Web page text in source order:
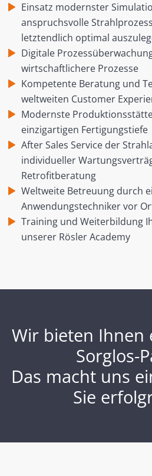
Einsatz modernster
anspruchsvolle
letztendlich optimal
Digitale
wirtschaftlichere Prozesse
Kompetente Beratung und
weltweiten Customer
Modernste
einzigartigen Fertigungstiefe
After Sales Service der
individueller
Retrofitberatung
Weltweite Betreuung durch
Anwendungstechniker vor
Training und Weiterbildung
unserer Rösler Academy
Wir bieten Ihnen
Sorglos-
Das macht uns
Sie